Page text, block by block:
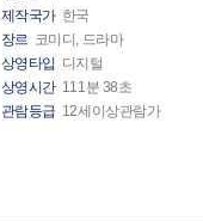
제작국가 한국
장르 코미디, 드라마
상영타입 디지털
상영시간 111분 38초
관람등급 12세이상관람가